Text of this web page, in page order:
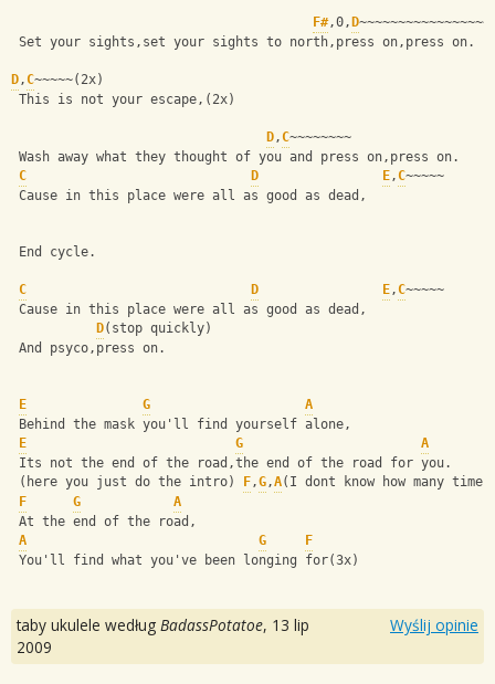
F#,0, D
Set your sights,set your sights to north,press on,press on.
D, C~~~~~(2x)
This is not your escape,(2x)
D, C~~~~~~~~
Wash away what they thought of you and press on,press on.
C
D E, C~~~~~
Cause in this place were all as good as dead,
End cycle.
C D E, C~~~~~
Cause in this place were all as good as dead,
D(stop quickly)
And psyco,press on.
E G
A
Behind the mask you'll find yourself alone,
E
G
A
Its not the end of the road,the end of the road for you.
(here you just do the intro)
F,G,A(I dont know how many
F
G
A
At the end of the road,
A
G
F
You'll find what you've been longing for(3x)
taby ukulele według BadassPotatoe, 13 lip
2009
Wyślij opinie